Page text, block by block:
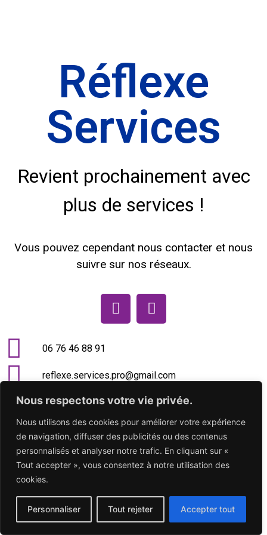
Nous respectons votre vie privée.
Nous utilisons des cookies pour améliorer votre expérience
de navigation, diffuser des publicités ou des contenus
personnalisés et analyser notre trafic. En cliquant sur «
Tout accepter », vous consentez à notre utilisation des
cookies.
Personnaliser Tout rejeter Accepter tout
Réflexe
Services
Revient prochainement avec
plus de services !
Vous pouvez cependant nous contacter et nous
suivre sur nos réseaux.
06 76 46 88 91
reflexe.services.pro@gmail.com